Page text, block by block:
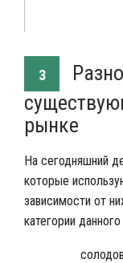
3
рынке
На сегодняшний
которые
зависимости от
категории данного